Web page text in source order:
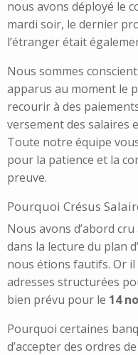
nous avons déployé le
mardi soir, le dernier
l’étranger était
Nous sommes
apparus au moment le
recourir à des
versement des salaires
Toute notre équipe
pour la patience et la
preuve.
Pourquoi Crésus
Nous avons d’abord cru
dans la lecture du plan
nous étions fautifs. Or il
adresses structurées
bien prévu pour le 14
Pourquoi certaines
d’accepter des ordres